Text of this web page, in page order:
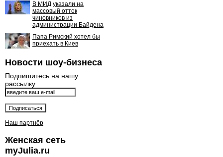
В МИД указали на
массовый отток
чиновников из
администрации Байдена
Папа Римский хотел бы
приехать в Киев
Новости шоу-бизнеса
Подпишитесь на нашу
рассылку
Наш партнёр
Женская сеть
myJulia.ru